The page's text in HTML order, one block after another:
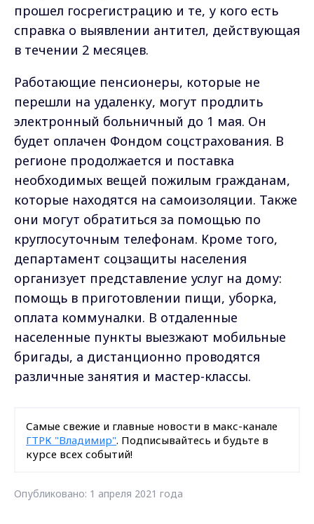
прошел госрегистрацию и те, у кого есть
справка о выявлении антител, действующая
в течении 2 месяцев.
Работающие пенсионеры, которые не
перешли на удаленку, могут продлить
электронный больничный до 1 мая. Он
будет оплачен Фондом соцстрахования. В
регионе продолжается и поставка
необходимых вещей пожилым гражданам,
которые находятся на самоизоляции. Также
они могут обратиться за помощью по
круглосуточным телефонам. Кроме того,
департамент соцзащиты населения
организует представление услуг на дому:
помощь в приготовлении пищи, уборка,
оплата коммуналки. В отдаленные
населенные пункты выезжают мобильные
бригады, а дистанционно проводятся
различные занятия и мастер-классы.
Самые свежие и главные новости в макс-канале
ГТРК "Владимир". Подписывайтесь и будьте в
курсе всех событий!
Опубликовано: 1 апреля 2021 года